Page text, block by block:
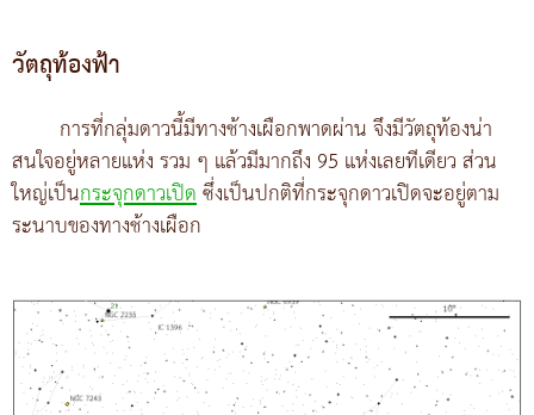
วัตถุท้องฟ้า
การที่กลุ่มดาวนี้มีทางช้างเผือกพาดผ่าน จึงมีวัตถุท้องน่า
สนใจอยู่หลายแห่ง รวม ๆ แล้วมีมากถึง 95 แห่งเลยทีเดียว ส่วน
ใหญ่เป็นกระจุกดาวเปิดซึ่งเป็นปกติที่กระจุกดาวเปิดจะอยู่ตาม
ระนาบของทางช้างเผือก